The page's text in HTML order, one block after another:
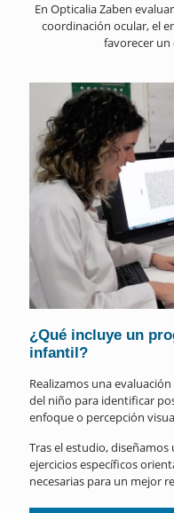
En Opticalia Zaben
coordinación ocular, el
favorecer un
¿Qué incluye un
infantil?
Realizamos una
del niño para identificar
enfoque o percepción
Tras el estudio,
ejercicios específicos
necesarias para un mejor